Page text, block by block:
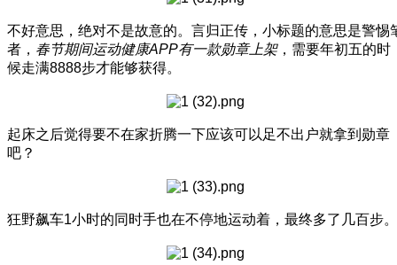
不好意思，绝对不是故意的。言归正传，小标题的意思是警惕
者， 春节期间运动健康APP有一款勋章上架，需要年初五的时
候走满8888步才能够获得。
起床之后觉得要不在家折腾一下应该可以足不出户就拿到勋章
吧？
狂野飙车1小时的同时手也在不停地运动着，最终多了几百步。